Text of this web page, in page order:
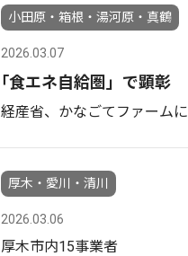
小田原・箱根・湯河原・真鶴
2026.03.07
｢食エネ自給圏」で顕彰
経産省、かなごてファームに
厚木・愛川・清川
2026.03.06
厚木市内15事業者